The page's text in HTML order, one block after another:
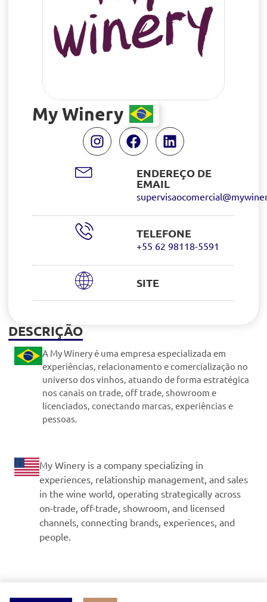
My Winery
ENDEREÇO DE
EMAIL
TELEFONE
+55 62 98118-5591
SITE
DESCRIÇÃO
A My Winery é uma empresa especializada em
experiências, relacionamento e comercialização no
universo dos vinhos, atuando de forma estratégica
nos canais on trade, off trade, showroom e
licenciados, conectando marcas, experiências e
pessoas.
My Winery is a company specializing in
experiences, relationship management, and sales
in the wine world, operating strategically across
on-trade, off-trade, showroom, and licensed
channels, connecting brands, experiences, and
people.